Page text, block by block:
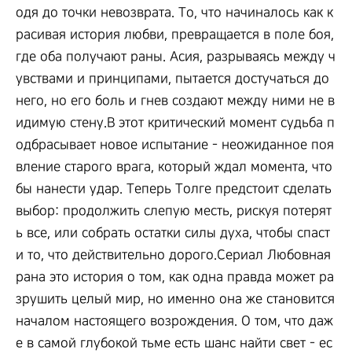
одя до точки невозврата. То, что начиналось как к
расивая история любви, превращается в поле боя,
где оба получают раны. Асия, разрываясь между ч
увствами и принципами, пытается достучаться до
него, но его боль и гнев создают между ними не в
идимую стену.В этот критический момент судьба п
одбрасывает новое испытание - неожиданное поя
вление старого врага, который ждал момента, что
бы нанести удар. Теперь Толге предстоит сделать
выбор: продолжить слепую месть, рискуя потерят
ь все, или собрать остатки силы духа, чтобы спаст
и то, что действительно дорого.Сериал Любовная
рана это история о том, как одна правда может ра
зрушить целый мир, но именно она же становится
началом настоящего возрождения. О том, что даж
е в самой глубокой тьме есть шанс найти свет - ес